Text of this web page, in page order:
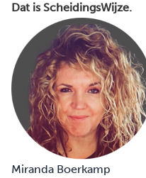
Dat is ScheidingsWijze.
Miranda Boerkamp